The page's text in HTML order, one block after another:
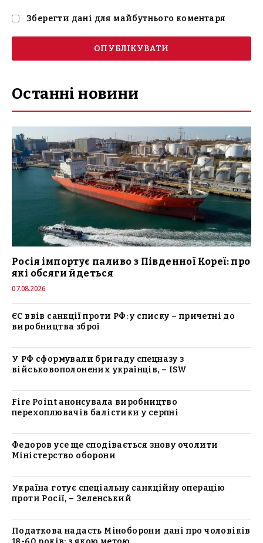
Зберегти дані для майбутнього коментаря
Останні новини
Росія імпортує паливо з Південної Кореї: про
які обсяги йдеться
07.08.2026
ЄС ввів санкції проти РФ: у списку – причетні до
виробництва зброї
У РФ сформували бригаду спецназу з
військовополонених українців, – ISW
Fire Point анонсувала виробництво
перехоплювачів балістики у серпні
Федоров усе ще сподівається знову очолити
Міністерство оборони
Україна готує спеціальну санкційну операцію
проти Росії, – Зеленський
Податкова надасть Міноборони дані про чоловіків